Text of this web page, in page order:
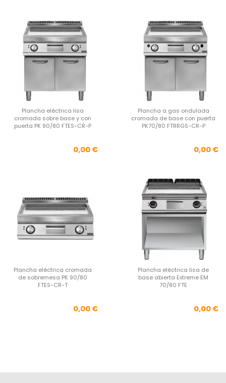
Plancha eléctrica lisa
cromada sobre base y con
puerta PK 90/80 FTES-CR-P
Precio
0,00 €
Plancha a gas ondulada
cromada de base con puerta
PK70/80 FTRRGS-CR-P
0,00 €
Plancha eléctrica cromada
de sobremesa PK 90/80
FTES-CR-T
Precio
0,00 €
Plancha eléctrica lisa de
base abierta Extreme EM
70/80 FTE
0,00 €